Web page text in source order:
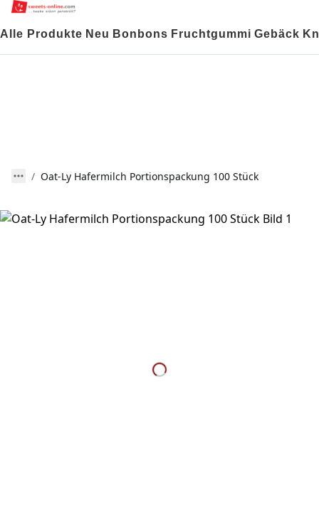
Alle Produkte Neu Bonbons Fruchtgummi Gebäck
Oat-Ly Hafermilch Portionspackung 100 Stück